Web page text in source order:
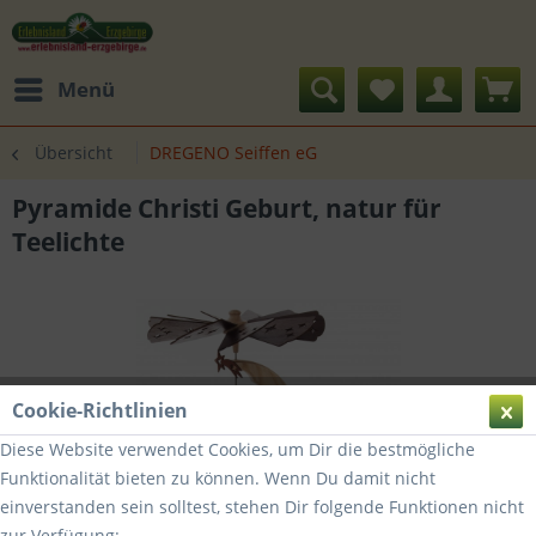
Menü
Übersicht DREGENO Seiffen eG
Pyramide Christi Geburt, natur für
Teelichte
Cookie-Richtlinien
Diese Website verwendet Cookies, um Dir die bestmögliche
Funktionalität bieten zu können. Wenn Du damit nicht
einverstanden sein solltest, stehen Dir folgende Funktionen nicht